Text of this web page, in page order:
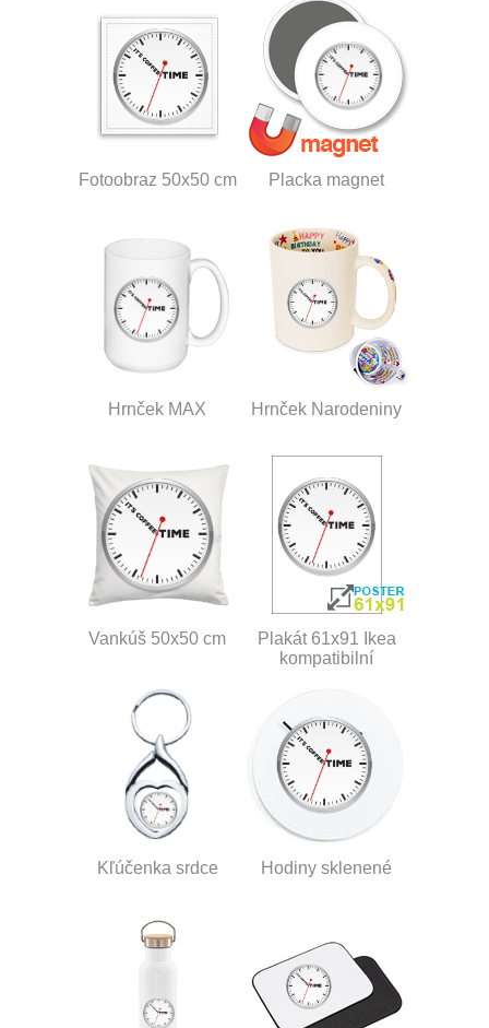
Fotoobraz 50x50 cm Placka magnet
Hrnček MAX Hrnček Narodeniny
Vankúš 50x50 cm
Plakát 61x91 Ikea
kompatibilní
Kľúčenka srdce Hodiny sklenené